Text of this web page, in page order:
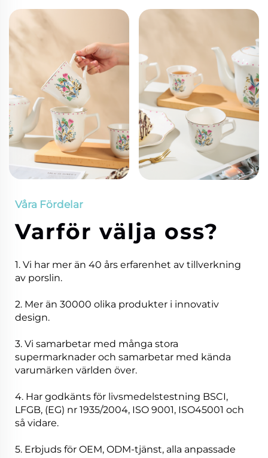
Våra Fördelar
Varför välja oss?
1. Vi har mer än 40 års erfarenhet av tillverkning
av porslin.
2. Mer än 30000 olika produkter i innovativ
design.
3. Vi samarbetar med många stora
supermarknader och samarbetar med kända
varumärken världen över.
4. Har godkänts för livsmedelstestning BSCI,
LFGB, (EG) nr 1935/2004, ISO 9001, ISO45001 och
så vidare.
5. Erbjuds för OEM, ODM-tjänst, alla anpassade